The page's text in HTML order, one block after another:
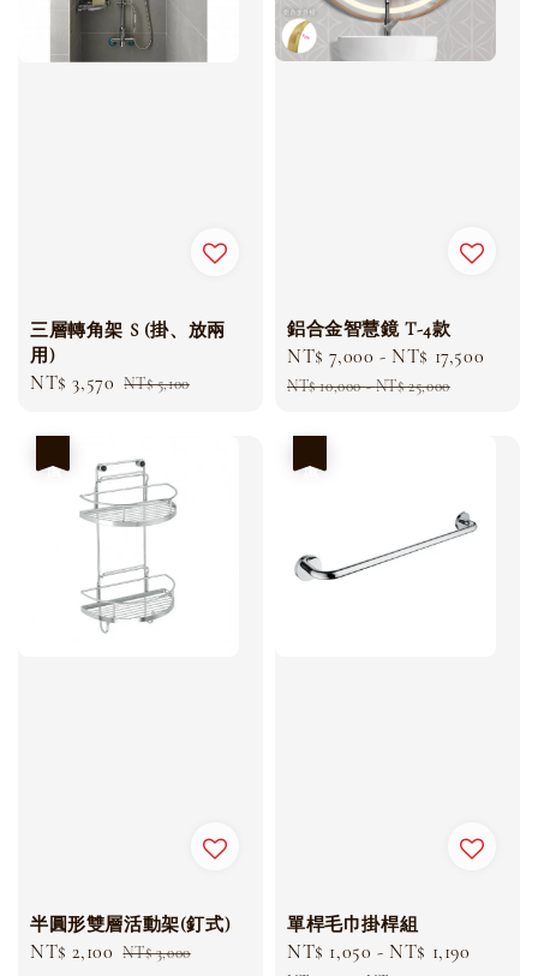
三層轉角架 S (掛、放兩
用)
Sale
NT$ 3,570 Regular
NT$ 5,100
鋁合金智慧鏡 T-4款
Sale
price
NT$ 7,000 - NT$ 17,500
NT$ 10,000-NT$ 25,000
半圓形雙層活動架(釘式)
Sale
NT$ 2,100 Regular
NT$ 3,000
單桿毛巾掛桿組
Sale
NT$ 1,050 - NT$ 1,190